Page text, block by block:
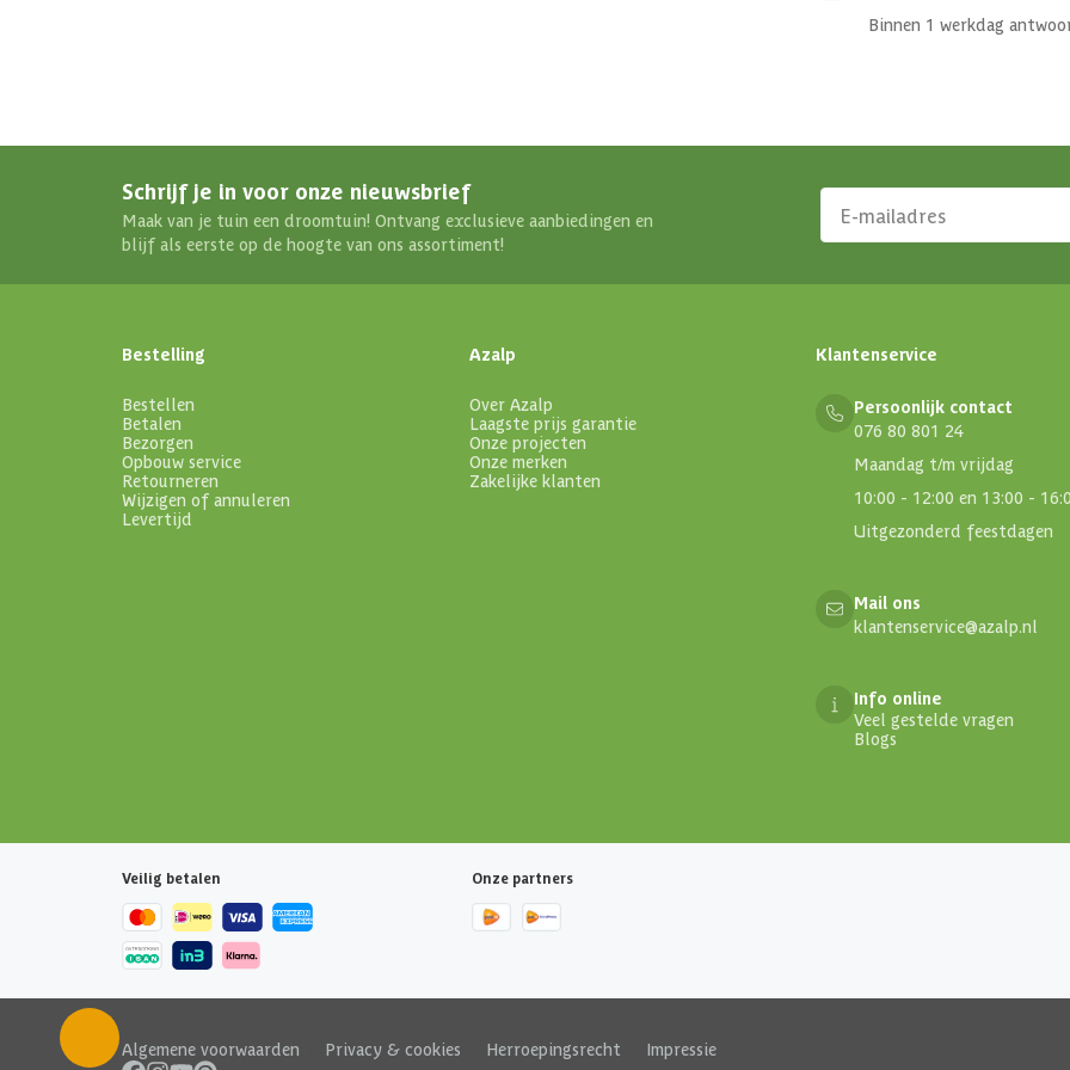
Binnen 1 werkdag
Schrijf je in voor onze nieuwsbrief
Maak van je tuin een droomtuin! Ontvang exclusieve aanbiedingen en
blijf als eerste op de hoogte van ons assortiment!
Bestelling
Bestellen
Betalen
Bezorgen
Opbouw service
Retourneren
Wijzigen of annuleren
Levertijd
Azalp
Over Azalp
Laagste prijs garantie
Onze projecten
Onze merken
Zakelijke klanten
Klantenservice
Persoonlijk contact
076 80 801 24
Maandag t/m vrijdag
10:00 - 12:00 en 13:00 -
Uitgezonderd feestdagen
Mail ons
klantenservice@azalp.nl
Info online
Veel gestelde vragen
Blogs
Veilig betalen Onze partners
Algemene voorwaarden Privacy & cookies Herroepingsrecht Impressie